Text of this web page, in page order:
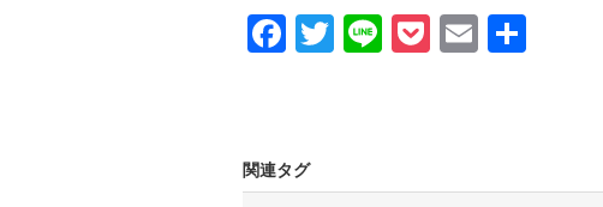
Facebook
Twitter
LinePocketEmail
関連タグ